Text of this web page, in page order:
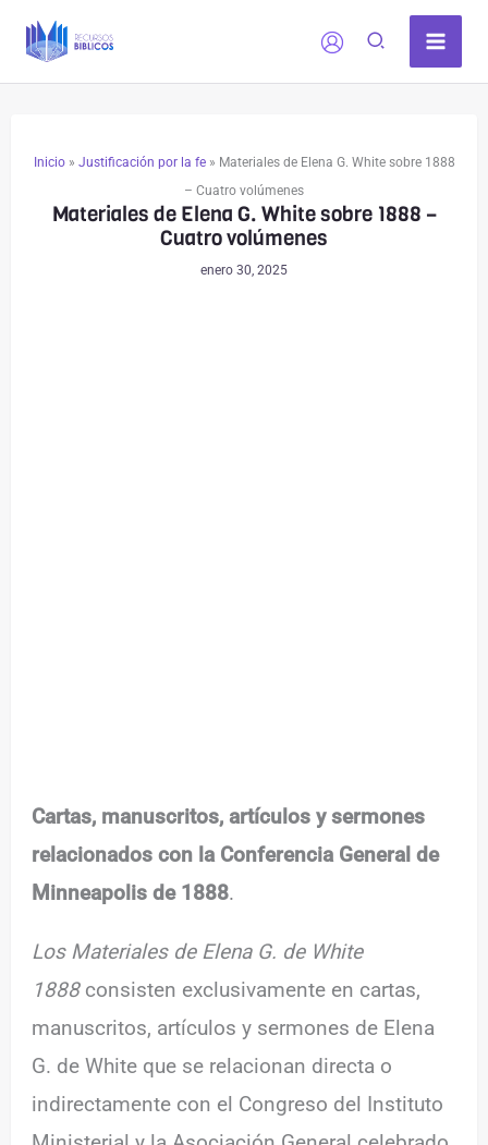
Inicio» Justificación por la fe» Materiales de Elena G. White sobre 1888
– Cuatro volúmenes
Materiales de Elena G. White sobre 1888 –
Cuatro volúmenes
enero 30, 2025
Cartas, manuscritos, artículos y sermones
relacionados con la Conferencia General de
Minneapolis de 1888.
Los Materiales de Elena G. de White
1888consisten exclusivamente en cartas,
manuscritos, artículos y sermones de Elena
G. de White que se relacionan directa o
indirectamente con el Congreso del Instituto